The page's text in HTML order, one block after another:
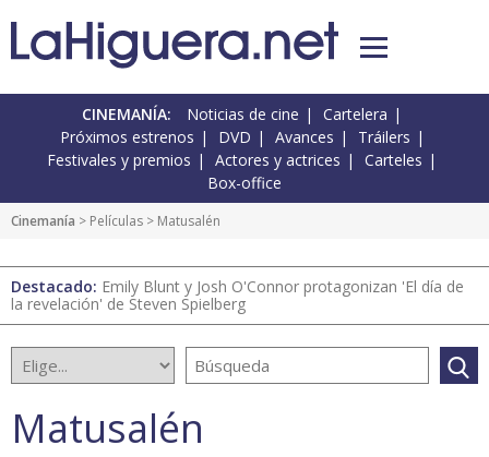
CINEMANÍA: Noticias de cine
Cartelera
Próximos estrenos
DVD Avances
Tráilers
Festivales y premios
Actores y actrices
Carteles
Box-office
Cinemanía > Películas > Matusalén
Destacado: Emily Blunt y Josh O'Connor protagonizan 'El día de
la revelación' de Steven Spielberg
Matusalén